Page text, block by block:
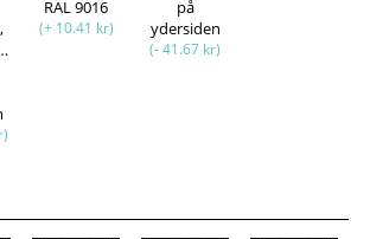
RAL 9016
(+ 10.41 kr)
på
ydersiden
(- 41.67 kr)